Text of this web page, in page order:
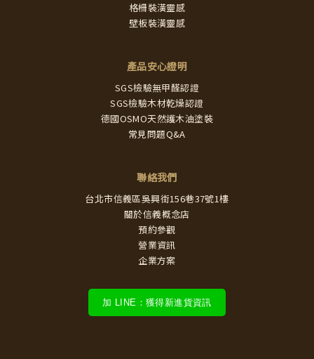
格柵裝潢靈感
壁板裝潢靈感
產品安心證明
SGS檢驗無甲醛認證
SGS檢驗木材乾燥認證
德國OSMO天然護木油塗裝
常見問題Q&A
聯絡我們
台北市信義區吳興街156巷37號1樓
關於信義概念店
預約參觀
營業資訊
企業方案
加 LINE：獲得新進貨資訊